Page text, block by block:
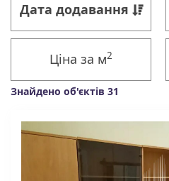
Дата додавання
Ціна за м2
Знайдено об'єктів 31